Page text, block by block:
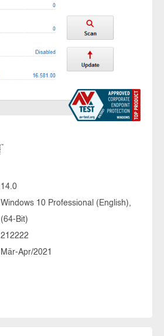
14.0
Windows 10 Professional (English),
(64-Bit)
212222
Mär-Apr/2021